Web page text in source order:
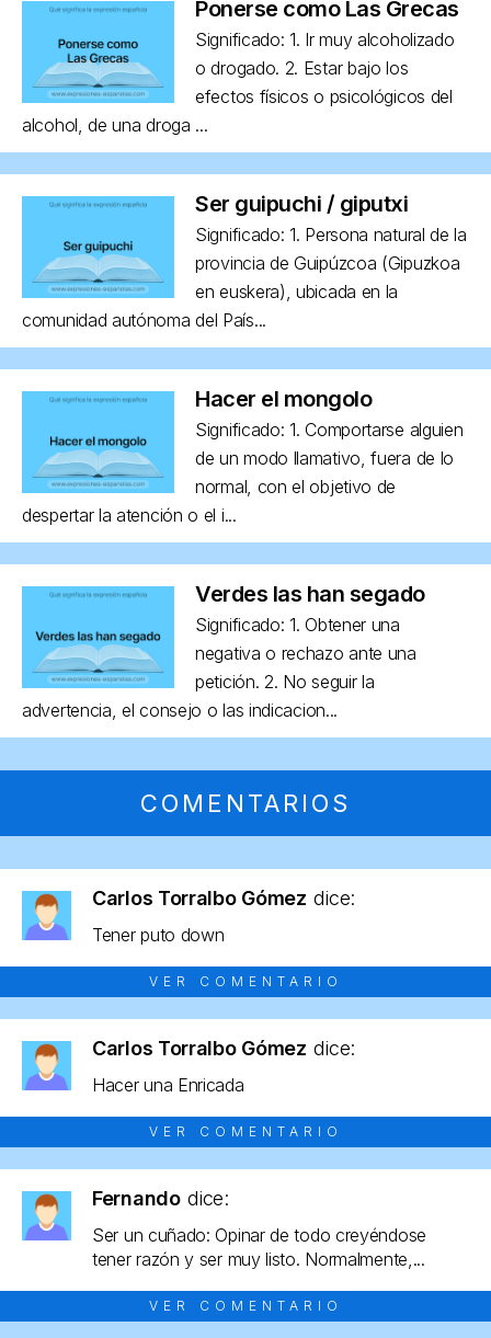
Ponerse como Las Grecas
Significado: 1. Ir muy alcoholizado
o drogado. 2. Estar bajo los
efectos físicos o psicológicos del
alcohol, de una droga ...
Ser guipuchi / giputxi
Significado: 1. Persona natural de la
provincia de Guipúzcoa (Gipuzkoa
en euskera), ubicada en la
comunidad autónoma del País...
Hacer el mongolo
Significado: 1. Comportarse alguien
de un modo llamativo, fuera de lo
normal, con el objetivo de
despertar la atención o el i...
Verdes las han segado
Significado: 1. Obtener una
negativa o rechazo ante una
petición. 2. No seguir la
advertencia, el consejo o las indicacion...
COMENTARIOS
Carlos Torralbo Gómez dice:
Tener puto down
VER COMENTARIO
Carlos Torralbo Gómez dice:
Hacer una Enricada
VER COMENTARIO
Fernando dice:
Ser un cuñado: Opinar de todo creyéndose
tener razón y ser muy listo. Normalmente,...
VER COMENTARIO